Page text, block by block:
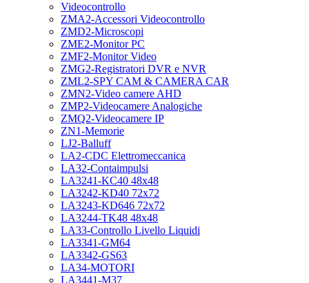
Videocontrollo
ZMA2-Accessori Videocontrollo
ZMD2-Microscopi
ZME2-Monitor PC
ZMF2-Monitor Video
ZMG2-Registratori DVR e NVR
ZML2-SPY CAM & CAMERA CAR
ZMN2-Video camere AHD
ZMP2-Videocamere Analogiche
ZMQ2-Videocamere IP
ZN1-Memorie
LJ2-Balluff
LA2-CDC Elettromeccanica
LA32-Contaimpulsi
LA3241-KC40 48x48
LA3242-KD40 72x72
LA3243-KD646 72x72
LA3244-TK48 48x48
LA33-Controllo Livello Liquidi
LA3341-GM64
LA3342-GS63
LA34-MOTORI
LA3441-M37